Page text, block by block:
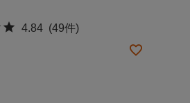
4.84 (49件)